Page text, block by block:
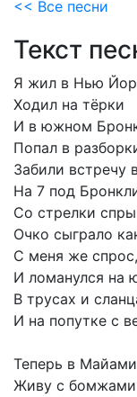
<< Все песни
Текст
Я жил в Нью
Ходил на тёрки
И в южном
Попал в
Забили встречу
На 7 под
Со стрелки
Очко сыграло
С меня же спрос,
И ломанулся на
В трусах и
И на попутке с
Теперь в Майами
Живу с бомжами